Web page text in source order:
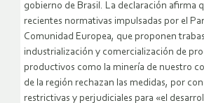
gobierno de Brasil. La declaración afirma
recientes normativas impulsadas por el
Comunidad Europea, que proponen
industrialización y comercialización de
productivos como la minería de nuestro
de la región rechazan las medidas, por
restrictivas y perjudiciales para «el